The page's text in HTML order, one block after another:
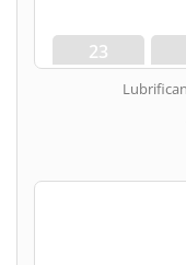
23
dias